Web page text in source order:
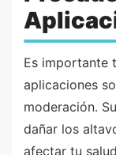
Es importante
aplicaciones
moderación.
dañar los
afectar tu